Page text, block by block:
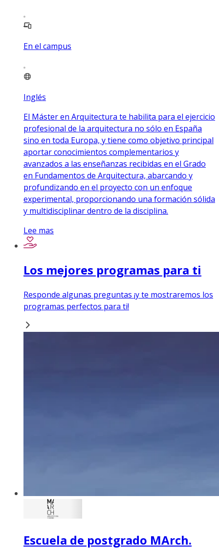
En el campus
Inglés
El Máster en Arquitectura te habilita para el ejercicio
profesional de la arquitectura no sólo en España
sino en toda Europa, y tiene como objetivo principal
aportar conocimientos complementarios y
avanzados a las enseñanzas recibidas en el Grado
en Fundamentos de Arquitectura, abarcando y
profundizando en el proyecto con un enfoque
experimental, proporcionando una formación sólida
y multidisciplinar dentro de la disciplina.
Lee mas
Los mejores programas para ti
Responde algunas preguntas ¡y te mostraremos los
programas perfectos para ti!
Escuela de postgrado MArch.